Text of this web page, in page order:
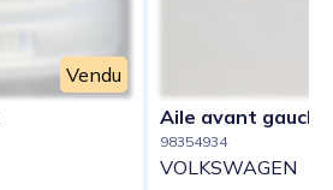
Vendu
Aile avant gauche
98354934
VOLKSWAGEN